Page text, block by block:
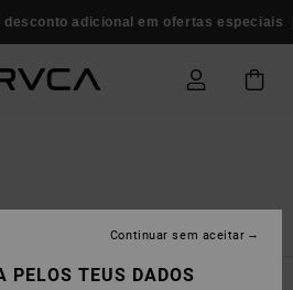
adicional em ofertas especiais Poupa
Camisola / Casacos
PELOS TEUS DADOS
Continuar sem aceitar